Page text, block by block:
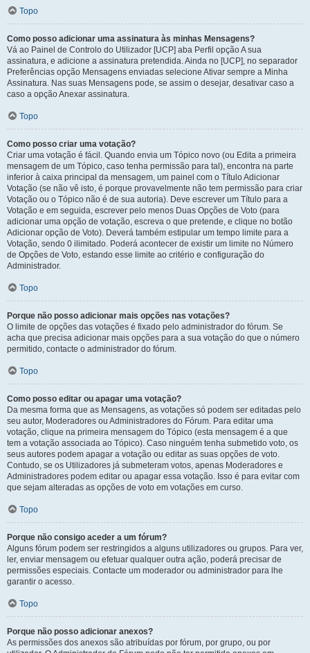
Topo
Como posso adicionar uma assinatura às minhas Mensagens?
Vá ao Painel de Controlo do Utilizador [UCP] aba Perfil opção A sua
assinatura, e adicione a assinatura pretendida. Ainda no [UCP], no separador
Preferências opção Mensagens enviadas selecione Ativar sempre a Minha
Assinatura. Nas suas Mensagens pode, se assim o desejar, desativar caso a
caso a opção Anexar assinatura.
Topo
Como posso criar uma votação?
Criar uma votação é fácil. Quando envia um Tópico novo (ou Edita a primeira
mensagem de um Tópico, caso tenha permissão para tal), encontra na parte
inferior à caixa principal da mensagem, um painel com o Título Adicionar
Votação (se não vê isto, é porque provavelmente não tem permissão para criar
Votação ou o Tópico não é de sua autoria). Deve escrever um Título para a
Votação e em seguida, escrever pelo menos Duas Opções de Voto (para
adicionar uma opção de votação, escreva o que pretende, e clique no botão
Adicionar opção de Voto). Deverá também estipular um tempo limite para a
Votação, sendo 0 ilimitado. Poderá acontecer de existir um limite no Número
de Opções de Voto, estando esse limite ao critério e configuração do
Administrador.
Topo
Porque não posso adicionar mais opções nas votações?
O limite de opções das votações é fixado pelo administrador do fórum. Se
acha que precisa adicionar mais opções para a sua votação do que o número
permitido, contacte o administrador do fórum.
Topo
Como posso editar ou apagar uma votação?
Da mesma forma que as Mensagens, as votações só podem ser editadas pelo
seu autor, Moderadores ou Administradores do Fórum. Para editar uma
votação, clique na primeira mensagem do Tópico (esta mensagem é a que
tem a votação associada ao Tópico). Caso ninguém tenha submetido voto, os
seus autores podem apagar a votação ou editar as suas opções de voto.
Contudo, se os Utilizadores já submeteram votos, apenas Moderadores e
Administradores podem editar ou apagar essa votação. Isso é para evitar com
que sejam alteradas as opções de voto em votações em curso.
Topo
Porque não consigo aceder a um fórum?
Alguns fórum podem ser restringidos a alguns utilizadores ou grupos. Para ver,
ler, enviar mensagem ou efetuar qualquer outra ação, poderá precisar de
permissões especiais. Contacte um moderador ou administrador para lhe
garantir o acesso.
Topo
Porque não posso adicionar anexos?
As permissões dos anexos são atribuídas por fórum, por grupo, ou por